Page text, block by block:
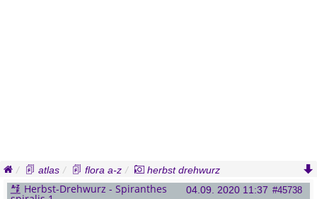
atlas flora a-z
herbst drehwurz
spiranthes spiralis
04.09. 2020 11:37 #45738
Herbst-Drehwurz - Spiranthes